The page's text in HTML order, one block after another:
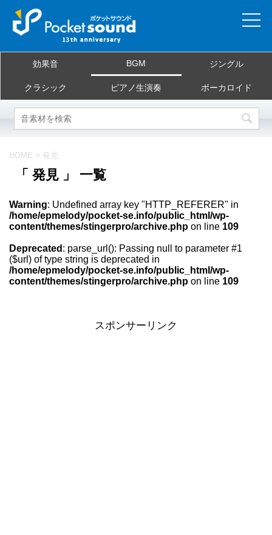
当サイトについて
ご利用規約
お問合せ
効果音 BGM ジングル
クラシック ピアノ生演奏 ボーカロイド
HOME > 発見
「 発見 」 一覧
Warning: Undefined array key "HTTP_REFERER" in
/home/epmelody/pocket-se.info/public_html/wp-
content/themes/stingerpro/archive.php on line 109
Deprecated : parse_url(): Passing null to parameter #1
($url) of type string is deprecated in
/home/epmelody/pocket-se.info/public_html/wp-
content/themes/stingerpro/archive.php on line 109
スポンサーリンク